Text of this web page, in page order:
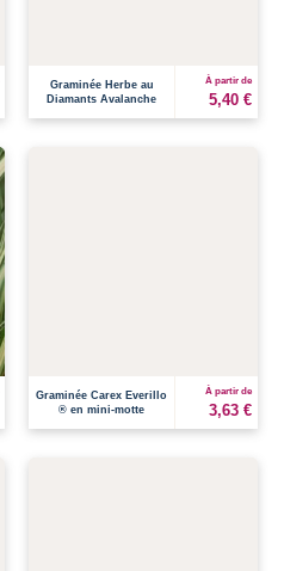
Graminée Herbe au
Diamants Avalanche
À partir de
5,40 €
Graminée Carex Everillo
® en mini-motte
À partir de
3,63 €